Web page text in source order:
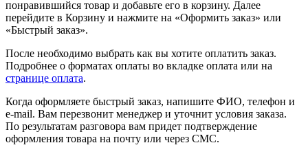
понравившийся товар и добавьте его в корзину. Далее
перейдите в Корзину и нажмите на «Оформить заказ» или
«Быстрый заказ».
После необходимо выбрать как вы хотите оплатить заказ.
Подробнее о форматах оплаты во вкладке оплата или на
странице оплата.
Когда оформляете быстрый заказ, напишите ФИО, телефон и
e-mail. Вам перезвонит менеджер и уточнит условия заказа.
По результатам разговора вам придет подтверждение
оформления товара на почту или через СМС.